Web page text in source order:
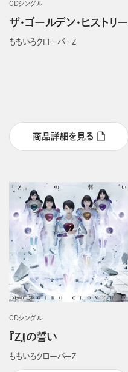
CDシングル
ザ・ゴールデン・ヒストリー
ももいろクローバーＺ
商品詳細を見る
CDシングル
『Z』の誓い
ももいろクローバーＺ